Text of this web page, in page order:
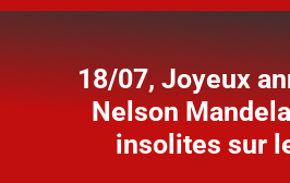
18/07, Joyeux
Nelson
insolites sur